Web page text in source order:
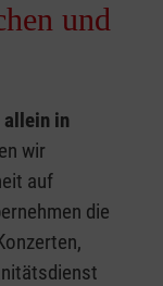
und
allein in
wir
auf
die